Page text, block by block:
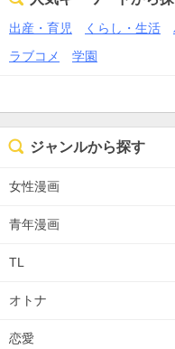
出産・育児 くらし・生活
ラブコメ
学園
ジャンルから探す
女性漫画
青年漫画
TL
オトナ
恋愛